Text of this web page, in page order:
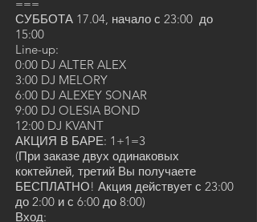
===
СУББОТА 17.04, начало с 23:00 до
15:00
Line-up:
0:00 DJ ALTER ALEX
3:00 DJ MELORY
6:00 DJ ALEXEY SONAR
9:00 DJ OLESIA BOND
12:00 DJ KVANT
АКЦИЯ В БАРЕ: 1+1=3
(При заказе двух одинаковых
коктейлей, третий Вы получаете
БЕСПЛАТНО! Акция действует с 23:00
до 2:00 и с 6:00 до 8:00)
Вход: